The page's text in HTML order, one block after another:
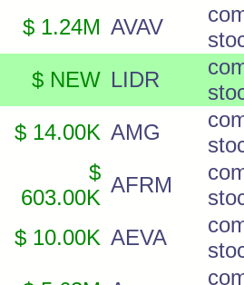
$ 1.24M AVAV
$ NEW LIDR
$ 14.00K AMG
$
603.00K
AFRM
$ 10.00K AEVA